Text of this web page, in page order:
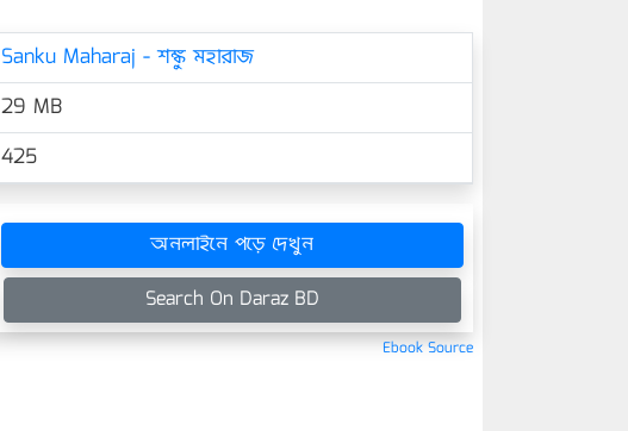
Sanku Maharaj - শঙ্কু মহারাজ
29 MB
425
অনলাইনে পড়ে দেখুন
Search On Daraz BD
Ebook Source